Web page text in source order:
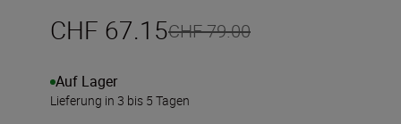
CHF 67.15CHF 79.00
Auf Lager
Lieferung in 3 bis 5 Tagen